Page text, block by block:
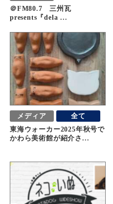
＠FM80.7 三州瓦
presents『dela ...
メディア 全て
東海ウォーカー2025年秋号で
かわら美術館が紹介さ...